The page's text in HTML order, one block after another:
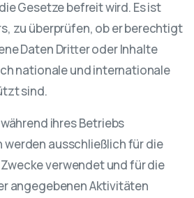
Gesetze befreit wird. Es ist
zu überprüfen, ob er berechtigt
Daten Dritter oder Inhalte
nationale und internationale
sind.
ihres Betriebs
werden ausschließlich für die
verwendet und für die
angegebenen Aktivitäten